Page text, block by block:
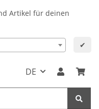
Artikel für deinen
✔
DE